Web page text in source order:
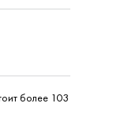
более 103